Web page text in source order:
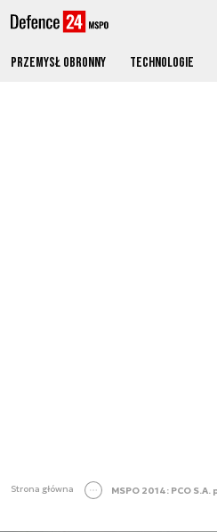
Przemysł obronny Technologie
Strona główna MSPO 2014: PCO